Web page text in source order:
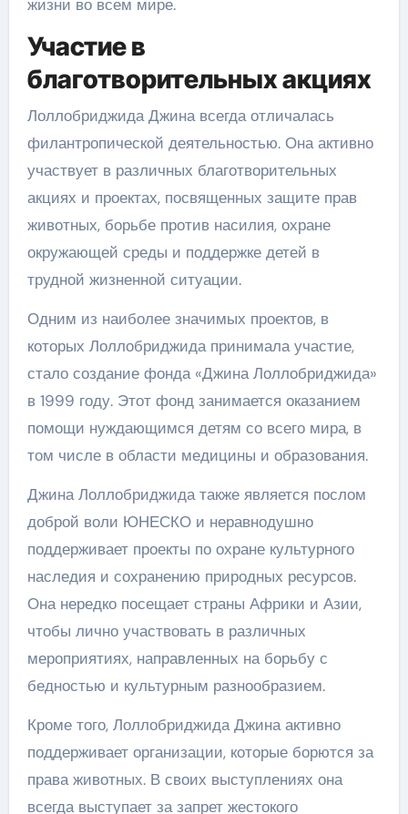
жизни во всем мире.
Участие в
благотворительных акциях
Лоллобриджида Джина всегда отличалась
филантропической деятельностью. Она активно
участвует в различных благотворительных
акциях и проектах, посвященных защите прав
животных, борьбе против насилия, охране
окружающей среды и поддержке детей в
трудной жизненной ситуации.
Одним из наиболее значимых проектов, в
которых Лоллобриджида принимала участие,
стало создание фонда «Джина Лоллобриджида»
в 1999 году. Этот фонд занимается оказанием
помощи нуждающимся детям со всего мира, в
том числе в области медицины и образования.
Джина Лоллобриджида также является послом
доброй воли ЮНЕСКО и неравнодушно
поддерживает проекты по охране культурного
наследия и сохранению природных ресурсов.
Она нередко посещает страны Африки и Азии,
чтобы лично участвовать в различных
мероприятиях, направленных на борьбу с
бедностью и культурным разнообразием.
Кроме того, Лоллобриджида Джина активно
поддерживает организации, которые борются за
права животных. В своих выступлениях она
всегда выступает за запрет жестокого